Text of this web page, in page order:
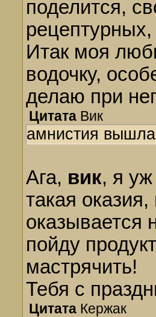
поделится,
Итак моя
водочку,
делаю при
Цитата Вик
амнистия
Ага, вик, я
такая
оказывается
пойду
мастрячить!
Тебя с
Цитата Кержак